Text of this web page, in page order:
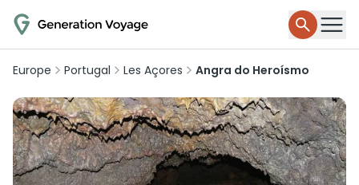
Europe Portugal Les Açores Angra do Heroísmo